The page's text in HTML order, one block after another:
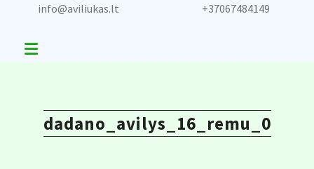
info@aviliukas.lt +37067484149
dadano_avilys_16_remu_0